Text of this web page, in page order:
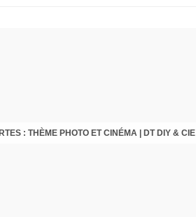
: THÈME PHOTO ET CINÉMA | DT DIY & CIE